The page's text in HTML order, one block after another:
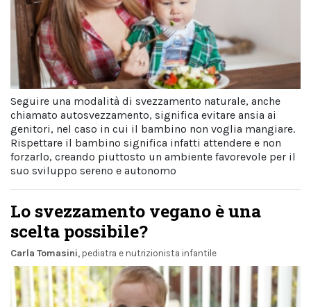
Seguire una modalità di svezzamento naturale, anche
chiamato autosvezzamento, significa evitare ansia ai
genitori, nel caso in cui il bambino non voglia mangiare.
Rispettare il bambino significa infatti attendere e non
forzarlo, creando piuttosto un ambiente favorevole per il
suo sviluppo sereno e autonomo
Lo svezzamento vegano è una
scelta possibile?
Carla Tomasini, pediatra e nutrizionista infantile